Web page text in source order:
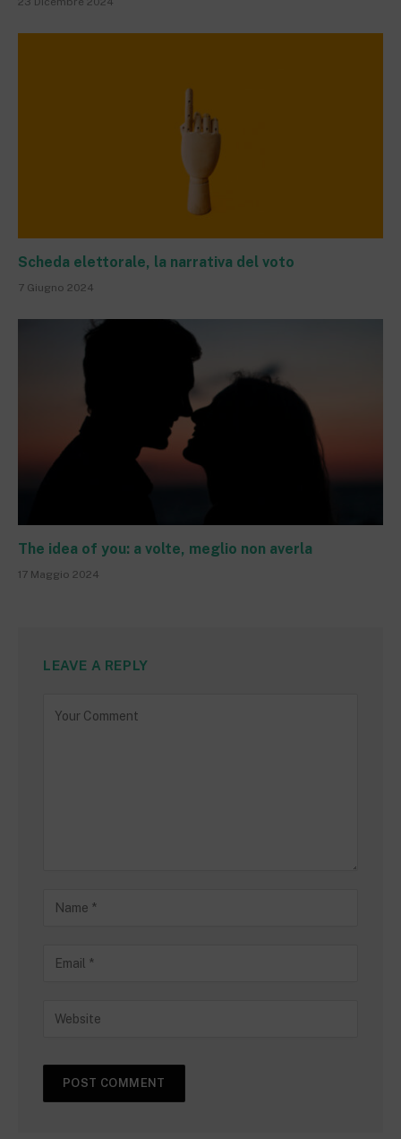
Scheda elettorale, la narrativa del voto
7 Giugno 2024
The idea of you: a volte, meglio non averla
17 Maggio 2024
LEAVE A REPLY